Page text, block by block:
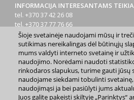
INFORMACIJA INTERESANTAMS
tel. +370 37 42 26 08
tel. +370 37 77 76 66
tel. +370 660 07000
el. p.info@kaunas.lt
Šioje svetainėje naudojami mūsų ir
sutikimas nereikalingas dėl būtinųjų
mums valdyti interneto svetainę ir
naudojimo. Norėdami naudoti
rinkodaros slapukus, turime gauti jūsų
naudojame siekdami tobulinti
naudojimąsi ja bei pasiūlyti jums
Juos galite pakeisti skiltyje „Parinktys“